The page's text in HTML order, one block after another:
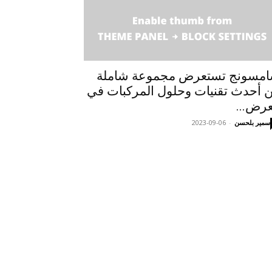
تستعرض مجموعة شاملة
أحدث تقنيات وحلول المركبات في
سمير بلحسن -
2023-09-06